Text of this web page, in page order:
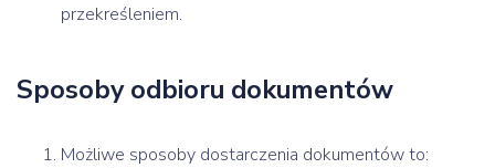
przekreśleniem.
Sposoby odbioru dokumentów
Możliwe sposoby dostarczenia dokumentów to: